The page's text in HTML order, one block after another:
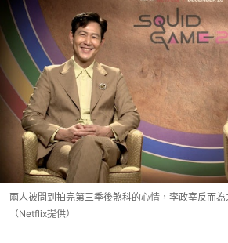
兩人被問到拍完第三季後煞科的心情，李政宰反而為
（Netflix提供）